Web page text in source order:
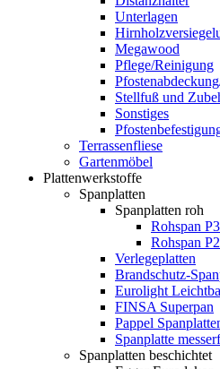
Unterlagen
Megawood
Pflege/Reinigung
Stellfuß und
Sonstiges
Terrassenfliese
Gartenmöbel
Plattenwerkstoffe
Spanplatten
Spanplatten roh
Rohspan
Rohspan
Verlegeplatten
Brandschutz-
Eurolight
FINSA Superpan
Pappel
Spanplatte
Spanplatten beschichtet